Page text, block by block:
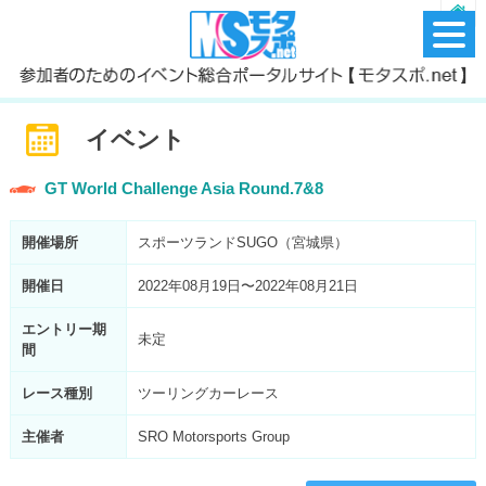
イベント
GT World Challenge Asia Round.7&8
開催場所 スポーツランドSUGO（宮城県）
開催日 2022年08月19日〜2022年08月21日
エントリー期
間
未定
レース種別 ツーリングカーレース
主催者 SRO Motorsports Group